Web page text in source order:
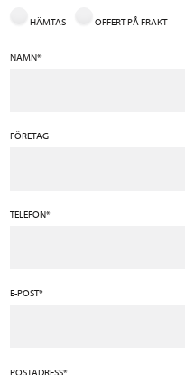
HÄMTAS OFFERT PÅ FRAKT
NAMN*
FÖRETAG
TELEFON*
E-POST*
POSTADRESS*